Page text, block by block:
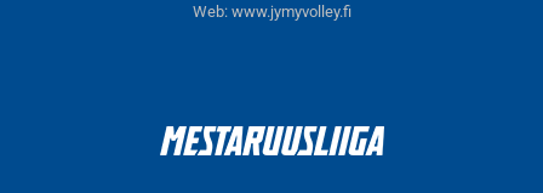
Web: www.jymyvolley.fi